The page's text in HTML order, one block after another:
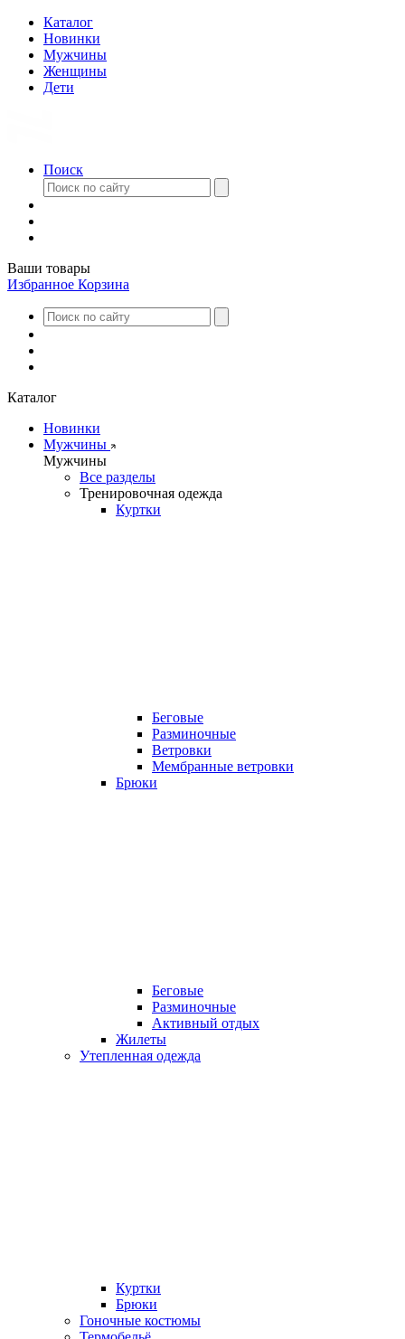
Каталог
Новинки
Мужчины
Женщины
Дети
Поиск
Ваши товары
Избранное Корзина
Каталог
Новинки
Мужчины
Мужчины
Все разделы
Тренировочная одежда
Куртки
Беговые
Разминочные
Ветровки
Мембранные ветровки
Брюки
Беговые
Разминочные
Активный отдых
Жилеты
Утепленная одежда
Куртки
Брюки
Гоночные костюмы